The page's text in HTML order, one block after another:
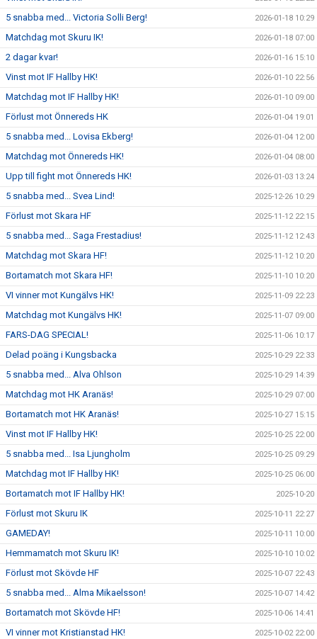
5 snabba med... Victoria Solli Berg! 2026-01-18 10:29
Matchdag mot Skuru IK! 2026-01-18 07:00
2 dagar kvar! 2026-01-16 15:10
Vinst mot IF Hallby HK! 2026-01-10 22:56
Matchdag mot IF Hallby HK! 2026-01-10 09:00
Förlust mot Önnereds HK 2026-01-04 19:01
5 snabba med... Lovisa Ekberg! 2026-01-04 12:00
Matchdag mot Önnereds HK! 2026-01-04 08:00
Upp till fight mot Önnereds HK! 2026-01-03 13:24
5 snabba med... Svea Lind! 2025-12-26 10:29
Förlust mot Skara HF 2025-11-12 22:15
5 snabba med... Saga Frestadius! 2025-11-12 12:43
Matchdag mot Skara HF! 2025-11-12 10:20
Bortamatch mot Skara HF! 2025-11-10 10:20
VI vinner mot Kungälvs HK! 2025-11-09 22:23
Matchdag mot Kungälvs HK! 2025-11-07 09:00
FARS-DAG SPECIAL! 2025-11-06 10:17
Delad poäng i Kungsbacka 2025-10-29 22:33
5 snabba med... Alva Ohlson 2025-10-29 14:39
Matchdag mot HK Aranäs! 2025-10-29 07:00
Bortamatch mot HK Aranäs! 2025-10-27 15:15
Vinst mot IF Hallby HK! 2025-10-25 22:00
5 snabba med... Isa Ljungholm 2025-10-25 09:29
Matchdag mot IF Hallby HK! 2025-10-25 06:00
Bortamatch mot IF Hallby HK! 2025-10-20
Förlust mot Skuru IK 2025-10-11 22:27
GAMEDAY! 2025-10-11 10:00
Hemmamatch mot Skuru IK! 2025-10-10 10:02
Förlust mot Skövde HF 2025-10-07 22:43
5 snabba med... Alma Mikaelsson! 2025-10-07 14:42
Bortamatch mot Skövde HF! 2025-10-06 14:41
VI vinner mot Kristianstad HK! 2025-10-02 22:00